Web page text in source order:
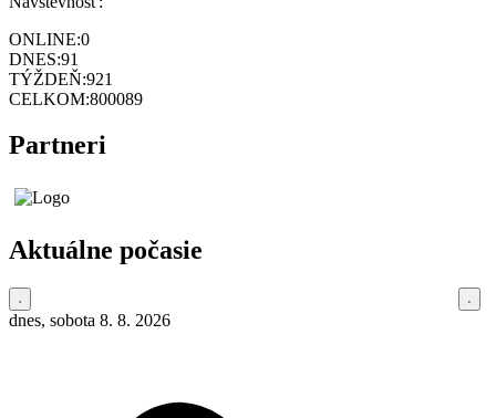
ONLINE:0
DNES:91
TÝŽDEŇ:921
CELKOM:800089
Partneri
Aktuálne počasie
dnes, sobota 8. 8. 2026